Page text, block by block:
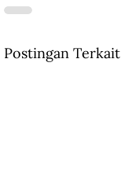
Postingan Terkait